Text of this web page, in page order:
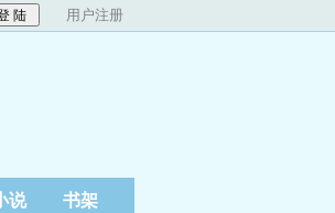
用户注册
说 书架